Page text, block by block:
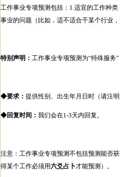
工作事业专项预测包括：1.适宜的工作种
事业的问题（比如，适不适合干某个行业，
特别声明： 工作事业专项预测为“特殊服务
◆要求： 提供性别、出生年月日时（请注
◆回复时间： 我们会在1-3天内回复。
注意：工作事业专项预测不包括预测能否
得某个工作必须用六爻占卜才能预测）。